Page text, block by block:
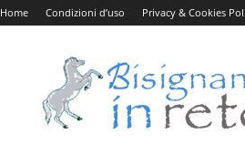
Home Condizioni d’uso Privacy & Cookies